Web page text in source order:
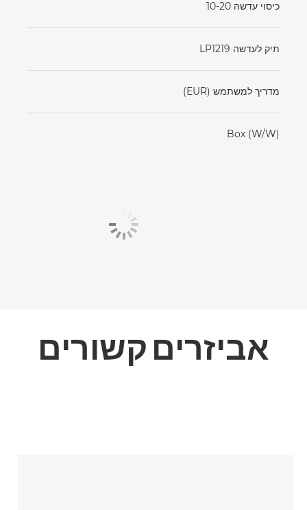
כיסוי עדשה 10-20
תיק לעדשה LP1219
מדריך למשתמש (EUR)
Box (W/W)
אביזרים קשורים